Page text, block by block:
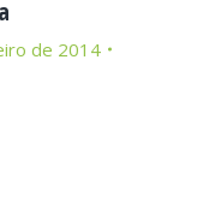
de 2014